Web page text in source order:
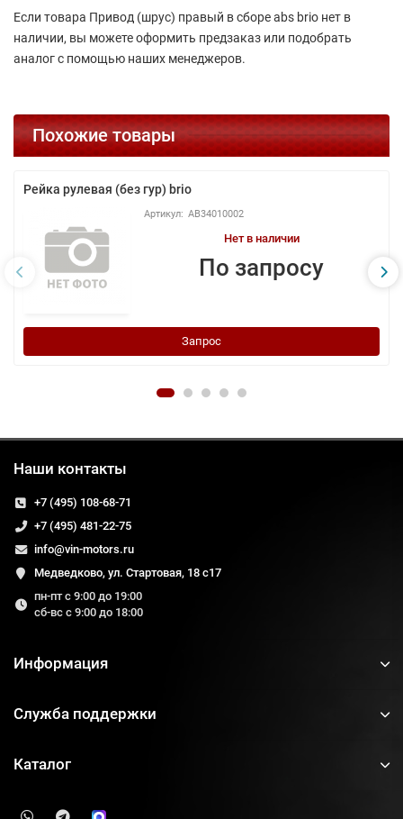
Если товара Привод (шрус) правый в сборе abs brio нет в
наличии, вы можете оформить предзаказ или подобрать
аналог с помощью наших менеджеров.
Похожие товары
Рейка рулевая (без гур) brio
AB34010002
Нет в наличии
По запросу
Запрос
Наши контакты
+7 (495) 108-68-71
+7 (495) 481-22-75
info@vin-motors.ru
Медведково, ул. Стартовая, 18 с17
пн-пт с 9:00 до 19:00
сб-вс с 9:00 до 18:00
Информация
Служба поддержки
Каталог